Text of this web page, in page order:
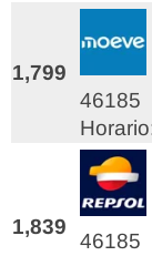
1,799
46185
1,839
46185